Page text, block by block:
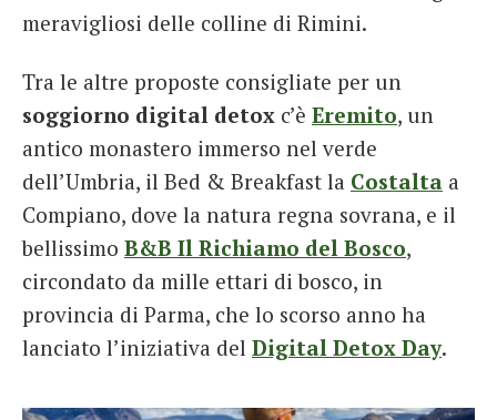
meravigliosi delle colline di Rimini.
Tra le altre proposte consigliate per un
soggiorno digital detox c’è Eremito, un
antico monastero immerso nel verde
dell’Umbria, il Bed & Breakfast la Costalta a
Compiano, dove la natura regna sovrana, e il
bellissimo B&B Il Richiamo del Bosco,
circondato da mille ettari di bosco, in
provincia di Parma, che lo scorso anno ha
lanciato l’iniziativa del Digital Detox Day.